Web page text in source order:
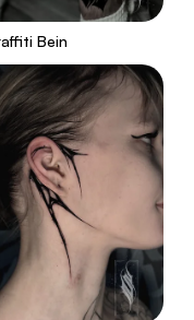
Bein